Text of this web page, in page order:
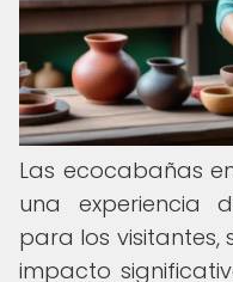
Las ecocabañas
una experiencia
para los visitantes,
impacto